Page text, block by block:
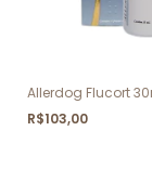
Allerdog Flucort
R$103,00